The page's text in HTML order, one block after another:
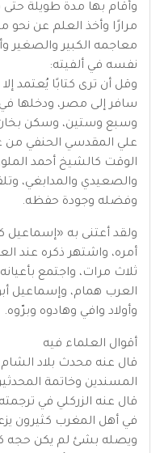
وأقام بها مدة طويلة حتى
مرارًا وأخذ العلم عن
معاجمه الكبير والصغير
نفسه في ألفيته:
وقل أن ترى كتابًا يُعتمد
سافر إلى مصر، ودخلها
وسبع وستين، وسكن بخان
علي المقدسي الحنفي
الوقت كالشيخ أحمد
والصعيدي والمدابغي،
وفضله وجودة حفظه.
ولقد أعتنى به «إسماعيل
أمره، واشتهر ذكره عند
ثلاث مرات، واجتمع
العرب همام، وإسماعيل
وأولاد وافي وهادوه وبرّوه.
أقوال العلماء فيه
قال عنه محدث بلاد الشام
المسندين وخاتمة
قال عنه الزركلي في
في أهل المغرب كثيرون
ويصله بشئ لم يكن حجه